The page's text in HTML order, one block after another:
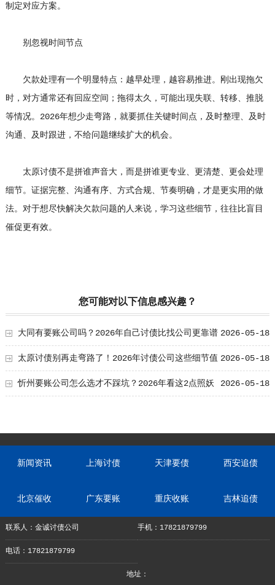
制定对应方案。
别忽视时间节点
欠款处理有一个明显特点：越早处理，越容易推进。刚出现拖欠
时，对方通常还有回应空间；拖得太久，可能出现失联、转移、推脱
等情况。2026年想少走弯路，就要抓住关键时间点，及时整理、及时
沟通、及时跟进，不给问题继续扩大的机会。
太原讨债不是拼谁声音大，而是拼谁更专业、更清楚、更会处理
细节。证据完整、沟通有序、方式合规、节奏明确，才是更实用的做
法。对于想尽快解决欠款问题的人来说，学习这些细节，往往比盲目
催促更有效。
您可能对以下信息感兴趣？
2026-05-18
大同有要账公司吗？2026年自己讨债比找公司更靠谱
的3个铁理由 2026-05-18
太原讨债别再走弯路了！2026年讨债公司这些细节值
得学习！ 2026-05-18
忻州要账公司怎么选才不踩坑？2026年看这2点照妖
新闻资讯 上海讨债 天津要债 西安追债
北京催收 广东要账 重庆收账 吉林追债
联系人：金诚讨债公司 手机：17821879799
电话：17821879799
地址：